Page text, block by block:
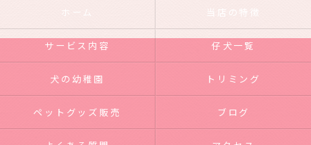
ホーム 当店の特徴
サービス内容 仔犬一覧
犬の幼稚園 トリミング
ペットグッズ販売 ブログ